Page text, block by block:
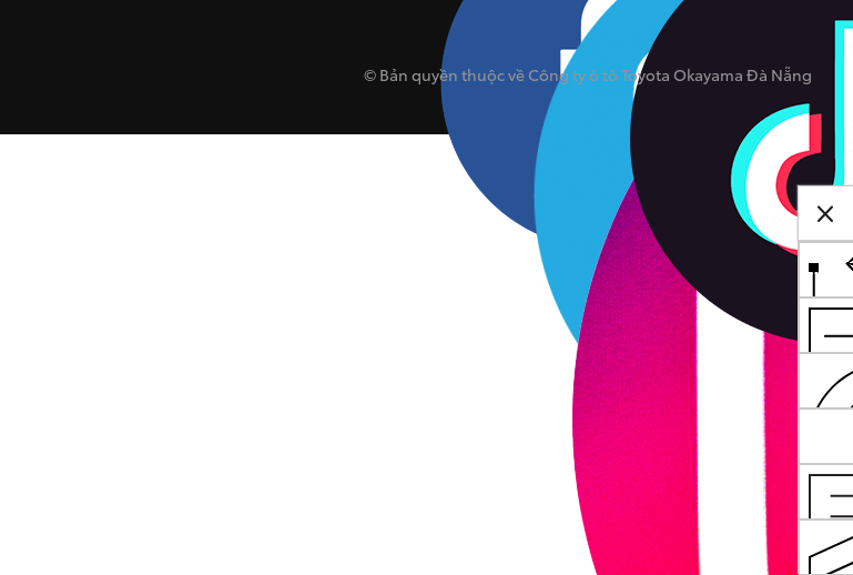
© Bản quyền thuộc về Công ty ô tô Toyota Okayama Đà Nẵng